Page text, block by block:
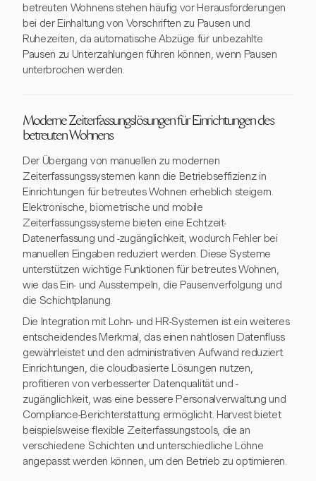
betreuten Wohnens stehen häufig vor Herausforderungen
bei der Einhaltung von Vorschriften zu Pausen und
Ruhezeiten, da automatische Abzüge für unbezahlte
Pausen zu Unterzahlungen führen können, wenn Pausen
unterbrochen werden.
Moderne Zeiterfassungslösungen für Einrichtungen des
betreuten Wohnens
Der Übergang von manuellen zu modernen
Zeiterfassungssystemen kann die Betriebseffizienz in
Einrichtungen für betreutes Wohnen erheblich steigern.
Elektronische, biometrische und mobile
Zeiterfassungssysteme bieten eine Echtzeit-
Datenerfassung und -zugänglichkeit, wodurch Fehler bei
manuellen Eingaben reduziert werden. Diese Systeme
unterstützen wichtige Funktionen für betreutes Wohnen,
wie das Ein- und Ausstempeln, die Pausenverfolgung und
die Schichtplanung.
Die Integration mit Lohn- und HR-Systemen ist ein weiteres
entscheidendes Merkmal, das einen nahtlosen Datenfluss
gewährleistet und den administrativen Aufwand reduziert.
Einrichtungen, die cloudbasierte Lösungen nutzen,
profitieren von verbesserter Datenqualität und -
zugänglichkeit, was eine bessere Personalverwaltung und
Compliance-Berichterstattung ermöglicht. Harvest bietet
beispielsweise flexible Zeiterfassungstools, die an
verschiedene Schichten und unterschiedliche Löhne
angepasst werden können, um den Betrieb zu optimieren.